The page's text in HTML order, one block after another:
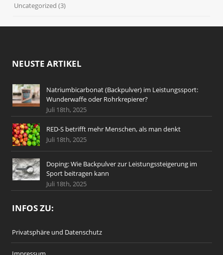
Uncategorized (3)
NEUSTE ARTIKEL
Natriumbicarbonat (Backpulver) im Leistungssport:
Wunderwaffe oder Rohrkrepierer?
Juli 18th, 2025
RED-S betrifft mehr Menschen, als man denkt
Juli 18th, 2025
Doping: Wie Backpulver zur Leistungssteigerung im
Sport beitragen kann
Juli 18th, 2025
INFOS ZU:
Privatsphäre und Datenschutz